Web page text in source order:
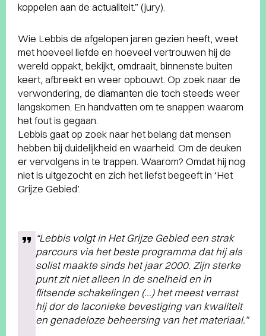
koppelen aan de actualiteit.” (jury).
Wie Lebbis de afgelopen jaren gezien heeft, weet
met hoeveel liefde en hoeveel vertrouwen hij de
wereld oppakt, bekijkt, omdraait, binnenste buiten
keert, afbreekt en weer opbouwt. Op zoek naar de
verwondering, de diamanten die toch steeds weer
langskomen. En handvatten om te snappen waarom
het fout is gegaan.
Lebbis gaat op zoek naar het belang dat mensen
hebben bij duidelijkheid en waarheid. Om de deuken
er vervolgens in te trappen. Waarom? Omdat hij nog
niet is uitgezocht en zich het liefst begeeft in ‘Het
Grijze Gebied’.
“Lebbis volgt in Het Grijze Gebied een strak
parcours via het beste programma dat hij als
solist maakte sinds het jaar 2000. Zijn sterke
punt zit niet alleen in de snelheid en in
flitsende schakelingen (…) het meest verrast
hij dor de laconieke bevestiging van kwaliteit
en genadeloze beheersing van het materiaal.”